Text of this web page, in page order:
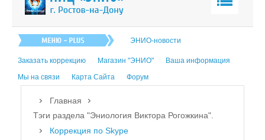
Книга
Обучение
ЭНИО-новости
Заказать коррекцию Магазин "ЭНИО"
Ваша информация
Мы на связи
Карта Сайта Форум
Главная
Тэги раздела "Эниология Виктора Рогожкина".
Коррекция по Skype